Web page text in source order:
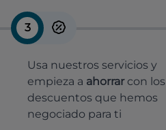
3
Usa nuestros servicios y
empieza a ahorrar con los
descuentos que hemos
negociado para ti